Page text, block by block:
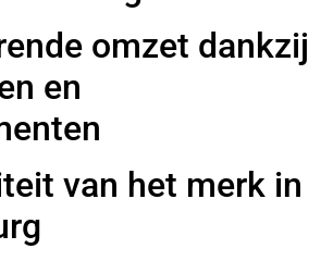
omzet dankzij
en
van het merk in